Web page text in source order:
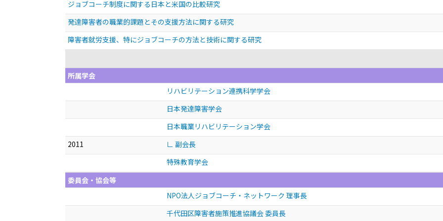
ジョブコーチ制度に関する日本と米国の比較研究
発達障害者の職業的課題とその支援方法に関する研究
障害者就労支援、特にジョブコーチの方法と技術に関する研究
所属学会
リハビリテーション連携科学学会
日本発達障害学会
日本職業リハビリテーション学会
2011
∟ 副会長
特殊教育学会
委員会・協会等
NPO法人ジョブコーチ・ネットワーク 理事長
千代田区障害者施策推進協議会 委員長